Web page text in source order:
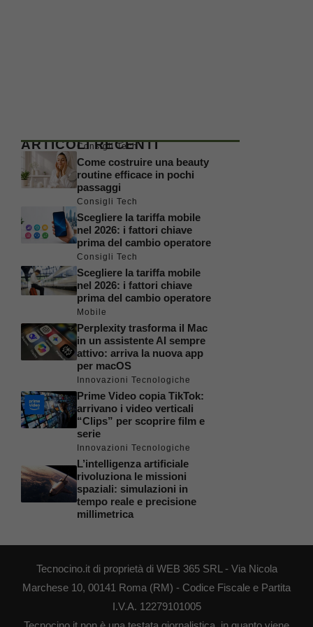
ARTICOLI RECENTI
Consigli Tech
Come costruire una beauty
routine efficace in pochi
passaggi
Consigli Tech
Scegliere la tariffa mobile
nel 2026: i fattori chiave
prima del cambio operatore
Consigli Tech
Scegliere la tariffa mobile
nel 2026: i fattori chiave
prima del cambio operatore
Mobile
Perplexity trasforma il Mac
in un assistente AI sempre
attivo: arriva la nuova app
per macOS
Innovazioni Tecnologiche
Prime Video copia TikTok:
arrivano i video verticali
“Clips” per scoprire film e
serie
Innovazioni Tecnologiche
L’intelligenza artificiale
rivoluziona le missioni
spaziali: simulazioni in
tempo reale e precisione
millimetrica
Tecnocino.it di proprietà di WEB 365 SRL - Via Nicola
Marchese 10, 00141 Roma (RM) - Codice Fiscale e Partita
I.V.A. 12279101005